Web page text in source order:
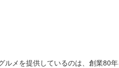
メを提供しているのは、創業80年